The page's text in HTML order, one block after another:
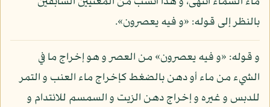
بالنظر إلى قوله: «و فيه يعصرون».
و قوله: «و فيه يعصرون» من العصر و هو إخراج ما في
الشيء من ماء أو دهن بالضغط كإخراج ماء العنب و التمر
للدبس و غيره و إخراج دهن الزيت و السمسم للائتدام و